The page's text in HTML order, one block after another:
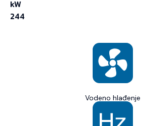
kW
244
Vodeno hlađenje